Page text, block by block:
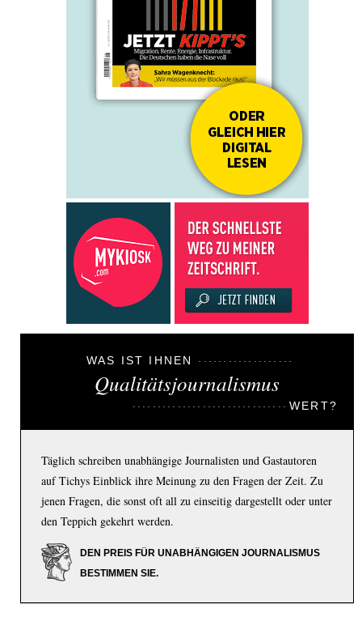
WAS IST IHNEN
Qualitätsjournalismus
WERT?
Täglich schreiben unabhängige Journalisten und Gastautoren
auf Tichys Einblick ihre Meinung zu den Fragen der Zeit. Zu
jenen Fragen, die sonst oft all zu einseitig dargestellt oder unter
den Teppich gekehrt werden.
DEN PREIS FÜR UNABHÄNGIGEN JOURNALISMUS
BESTIMMEN SIE.